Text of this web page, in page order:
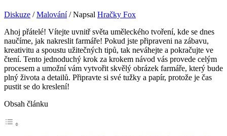
Diskuze /Malování/ Napsal Hračky Fox
Ahoj přátelé! Vítejte uvnitř světa uměleckého tvoření, kde se dnes
naučíme, jak nakreslit farmáře! Pokud jste připraveni na zábavu,
kreativitu a spoustu užitečných tipů, tak neváhejte a pokračujte ve
čtení. Tento jednoduchý krok za krokem návod vás provede celým
procesem a umožní vám vytvořit skvělý obrázek farmáře, který bude
plný života a detailů. Připravte si své tužky a papír, protože je čas
pustit se do kreslení!
Obsah článku